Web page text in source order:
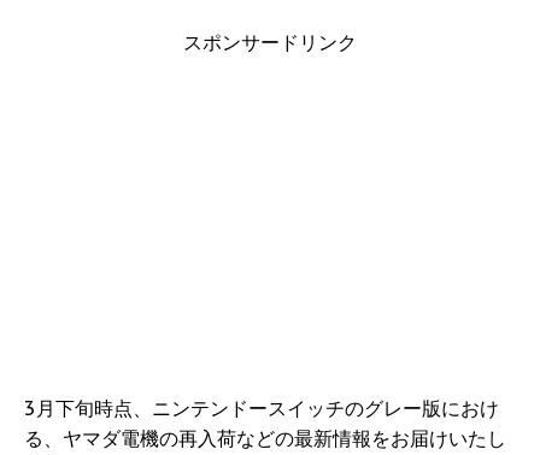
スポンサードリンク
3月下旬時点、ニンテンドースイッチのグレー版におけ
る、ヤマダ電機の再入荷などの最新情報をお届けいたし